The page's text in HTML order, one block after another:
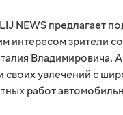
NEWS предлагает
интересом зрители
Владимировича.
своих увлечений с
работ